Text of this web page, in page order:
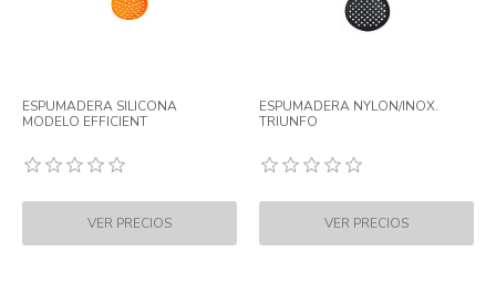
ESPUMADERA SILICONA
MODELO EFFICIENT
ESPUMADERA NYLON/INOX.
TRIUNFO